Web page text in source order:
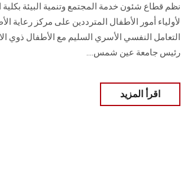
نظم قطاع شئون خدمة المجتمع وتنمية البيئة بكلية
لأولياء أمور الأطفال المترددين على مركز رعاية
التعامل النفسي الأسري السليم مع الأطفال ذوي
رئيس جامعة عين شمس....
اقرأ المزيد